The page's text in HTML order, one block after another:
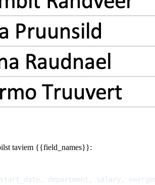
taviem {{field_names}}:
Copy